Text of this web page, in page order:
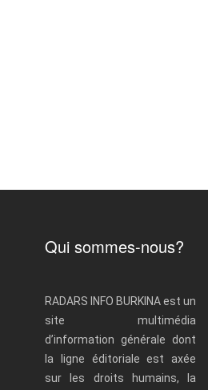
Qui sommes-nous?
RADARS INFO BURKINA est un
site multimédia
d’information générale dont
la ligne éditoriale est axée
sur les droits humains, la